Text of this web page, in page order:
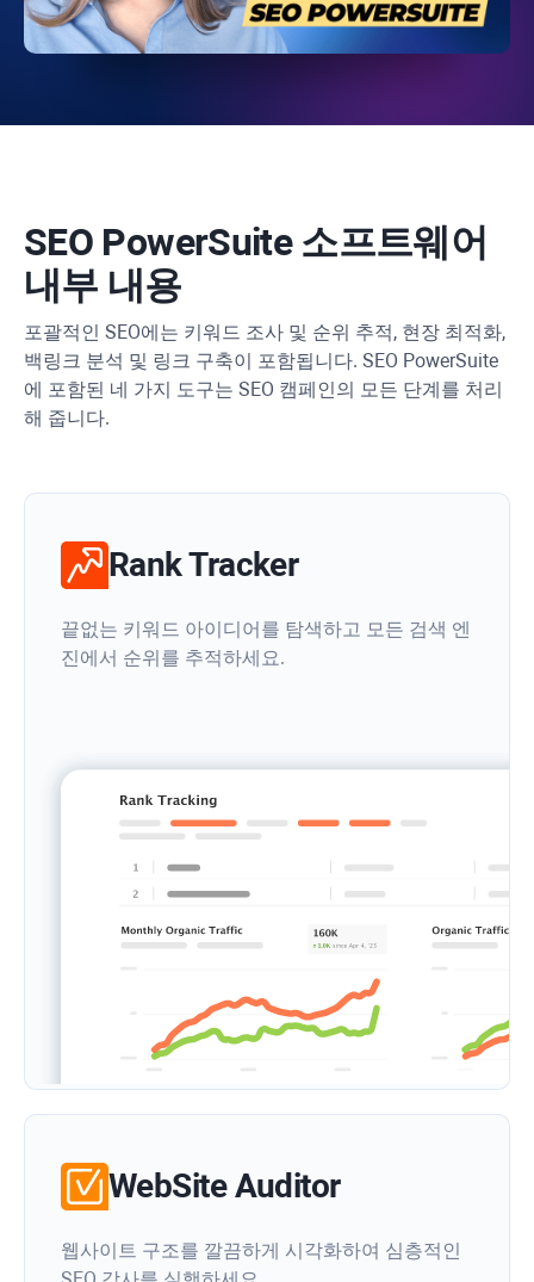
SEO PowerSuite소프트웨어
내부 내용
포괄적인 SEO에는 키워드 조사 및 순위 추적, 현장 최적화,
백링크 분석 및 링크 구축이 포함됩니다. SEO PowerSuite
에 포함된 네 가지 도구는 SEO 캠페인의 모든 단계를 처리
해 줍니다.
Rank Tracker
끝없는 키워드 아이디어를 탐색하고 모든 검색 엔
진에서 순위를 추적하세요.
WebSite Auditor
웹사이트 구조를 깔끔하게 시각화하여 심층적인